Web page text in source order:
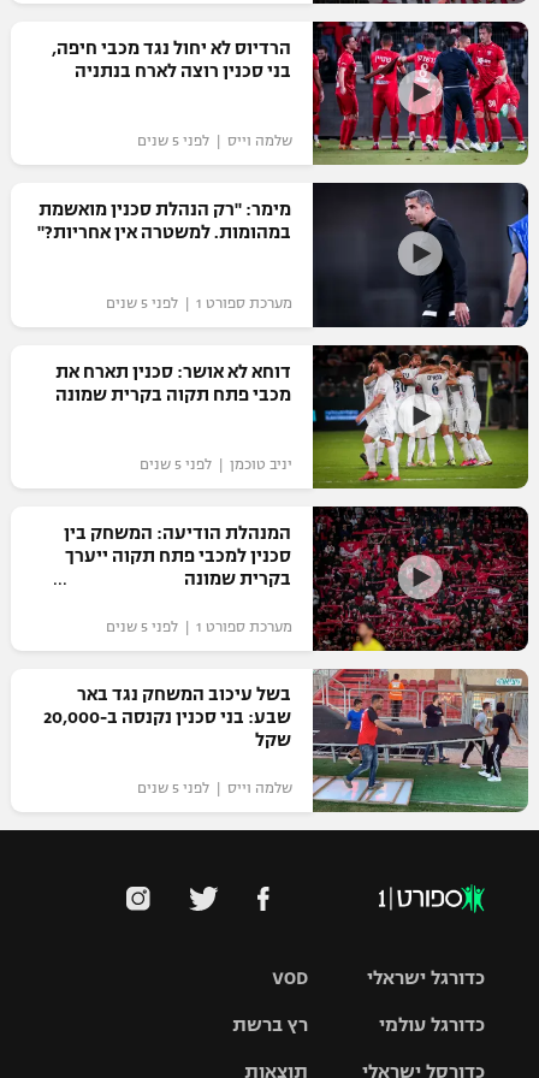
רשיון להקרנה פומבית לבית עסק
הצטרפות לחבילת הערוצים
לוח דרושים – ג'ובנט
המגזין
הרדיוס לא יחול נגד מכבי חיפה,
בני סכנין רוצה לארח בנתניה
שלמה וייס | לפני 5 שנים
מימר: "רק הנהלת סכנין מואשמת
במהומות. למשטרה אין אחריות?"
מערכת ספורט 1 | לפני 5 שנים
דוחא לא אושר: סכנין תארח את
מכבי פתח תקוה בקרית שמונה
יניב טוכמן | לפני 5 שנים
המנהלת הודיעה: המשחק בין
סכנין למכבי פתח תקוה ייערך
בקרית שמונה
מערכת ספורט 1 | לפני 5 שנים
בשל עיכוב המשחק נגד באר
שבע: בני סכנין נקנסה ב-20,000
שקל
שלמה וייס | לפני 5 שנים
VOD
רץ ברשת
תוצאות
כדורגל ישראלי
כדורגל עולמי
כדורסל ישראלי